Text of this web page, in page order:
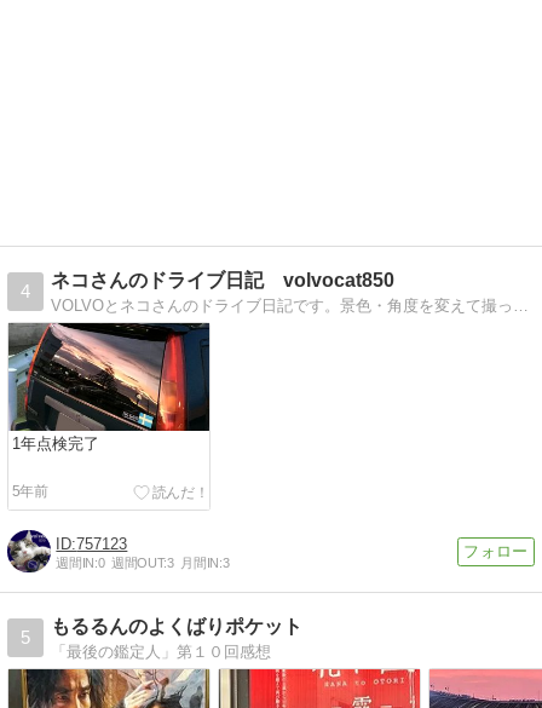
4
ネコさんのドライブ日記 volvocat850
VOLVOとネコさんのドライブ日記です。景色・角度を変えて撮った写真を掲載しつつエピソードを書いています。
1年点検完了
5年前
757123
週間IN:0 週間OUT:3 月間IN:3
5
もるるんのよくばりポケット
「最後の鑑定人」第１０回感想